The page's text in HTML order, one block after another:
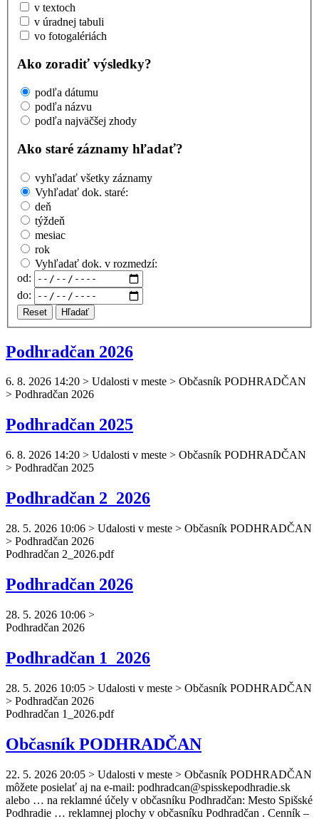
v textoch
v úradnej tabuli
vo fotogalériách
Ako zoradiť výsledky?
podľa dátumu
podľa názvu
podľa najväčšej zhody
Ako staré záznamy hľadať?
vyhľadať všetky záznamy
Vyhľadať dok. staré:
deň
týždeň
mesiac
rok
Vyhľadať dok. v rozmedzí:
od:
do:
Reset Hľadať
Podhradčan 2026
6. 8. 2026 14:20 > Udalosti v meste > Občasník PODHRADČAN
> Podhradčan 2026
Podhradčan 2025
6. 8. 2026 14:20 > Udalosti v meste > Občasník PODHRADČAN
> Podhradčan 2025
Podhradčan 2_2026
28. 5. 2026 10:06 > Udalosti v meste > Občasník PODHRADČAN
> Podhradčan 2026
Podhradčan 2_2026.pdf
Podhradčan 2026
28. 5. 2026 10:06 >
Podhradčan 2026
Podhradčan 1_2026
28. 5. 2026 10:05 > Udalosti v meste > Občasník PODHRADČAN
> Podhradčan 2026
Podhradčan 1_2026.pdf
Občasník PODHRADČAN
22. 5. 2026 20:05 > Udalosti v meste > Občasník PODHRADČAN
môžete posielať aj na e-mail: podhradcan@spisskepodhradie.sk
alebo … na reklamné účely v občasníku Podhradčan: Mesto Spišské
Podhradie … reklamnej plochy v občasníku Podhradčan . Cenník –